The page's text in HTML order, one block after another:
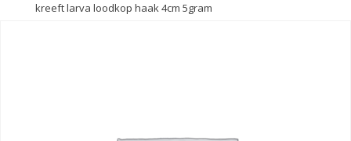
kreeft larva loodkop haak 4cm 5gram